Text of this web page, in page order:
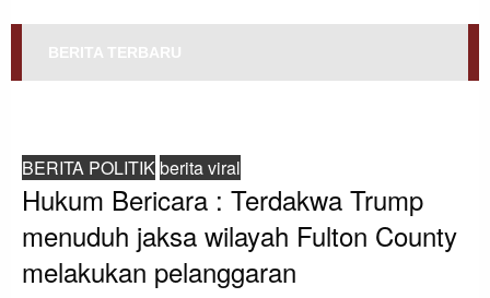
BERITA TERBARU
BERITA POLITIKberita viral
Hukum Bericara : Terdakwa Trump
menuduh jaksa wilayah Fulton County
melakukan pelanggaran